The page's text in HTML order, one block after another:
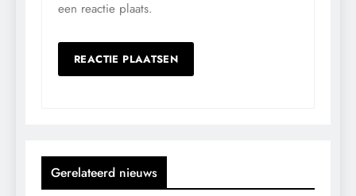
een reactie plaats.
Gerelateerd nieuws